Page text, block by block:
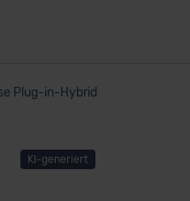
Plug-in-Hybrid
KI-generiert